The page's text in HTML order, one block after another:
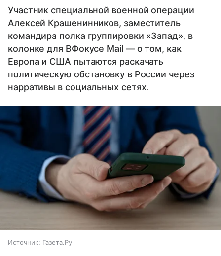
Участник специальной военной операции
Алексей Крашенинников, заместитель
командира полка группировки «Запад», в
колонке для ВФокусе Mail — о том, как
Европа и США пытаются раскачать
политическую обстановку в России через
нарративы в социальных сетях.
Источник: Газета.Ру